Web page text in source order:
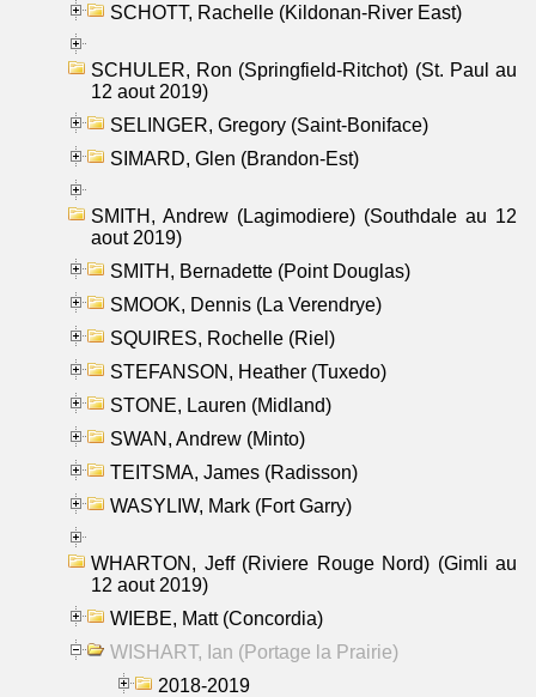
SCHOTT, Rachelle (Kildonan-River East)
SCHULER, Ron (Springfield-Ritchot) (St. Paul au
12 aout 2019)
SELINGER, Gregory (Saint-Boniface)
SIMARD, Glen (Brandon-Est)
SMITH, Andrew (Lagimodiere) (Southdale au 12
aout 2019)
SMITH, Bernadette (Point Douglas)
SMOOK, Dennis (La Verendrye)
SQUIRES, Rochelle (Riel)
STEFANSON, Heather (Tuxedo)
STONE, Lauren (Midland)
SWAN, Andrew (Minto)
TEITSMA, James (Radisson)
WASYLIW, Mark (Fort Garry)
WHARTON, Jeff (Riviere Rouge Nord) (Gimli au
12 aout 2019)
WIEBE, Matt (Concordia)
WISHART, Ian (Portage la Prairie)
2018-2019